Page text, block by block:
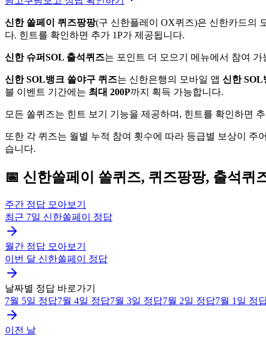
신한 쏠페이 퀴즈팡팡(구 신한플레이 OX퀴즈)은 신한카드의
다. 힌트를 확인하면 추가 1P가 제공됩니다.
신한 슈퍼SOL 출석퀴즈는 포인트 더 모으기 메뉴에서 참여
신한 SOL뱅크 쏠야구 퀴즈는 신한은행의 모바일 앱 신한 SOL
블 이벤트 기간에는 최대 200P까지 획득 가능합니다.
모든 쏠퀴즈는 힌트 보기 기능을 제공하며, 힌트를 확인하면
또한 각 퀴즈는 월별 누적 참여 횟수에 따라 등급별 보상이 주
습니다.
📅 신한쏠페이 쏠퀴즈, 퀴즈팡팡, 출석퀴
주간 정답 모아보기
최근 7일 신한쏠페이 정답
월간 정답 모아보기
이번 달 신한쏠페이 정답
날짜별 정답 바로가기
7월 5일 정답7월 4일 정답7월 3일 정답7월 2일 정답7월 1일 정
이전 날